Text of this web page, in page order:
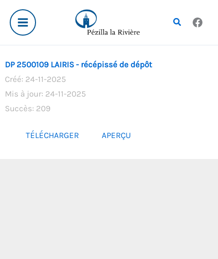
contenu
Rechercher
DP 2500109 LAIRIS - récépissé de dépôt
Créé: 24-11-2025
Mis à jour: 24-11-2025
Succès: 209
TÉLÉCHARGER APERÇU